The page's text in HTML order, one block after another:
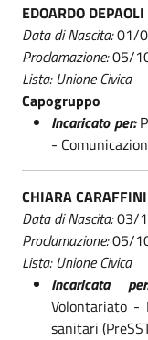
EDOARDO DEPAOLI
Data di Nascita:01/
Proclamazione:05/
Lista: Unione Civica
Capogruppo
Incaricato per:
-
CHIARA CARAFFINI
Data di Nascita:03/
Proclamazione:05/
Lista: Unione Civica
Incaricata
Volontariato -
sanitari